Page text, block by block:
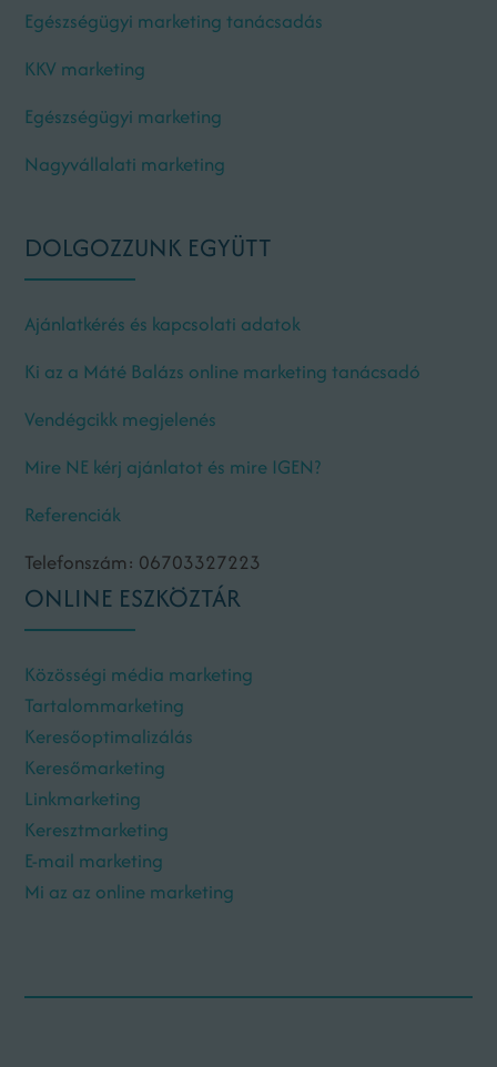
Egészségügyi marketing tanácsadás
KKV marketing
Egészségügyi marketing
Nagyvállalati marketing
DOLGOZZUNK EGYÜTT
Ajánlatkérés és kapcsolati adatok
Ki az a Máté Balázs online marketing tanácsadó
Vendégcikk megjelenés
Mire NE kérj ajánlatot és mire IGEN?
Referenciák
Telefonszám: 06703327223
ONLINE ESZKÖZTÁR
Közösségi média marketing
Tartalommarketing
Keresőoptimalizálás
Keresőmarketing
Linkmarketing
Keresztmarketing
E-mail marketing
Mi az az online marketing